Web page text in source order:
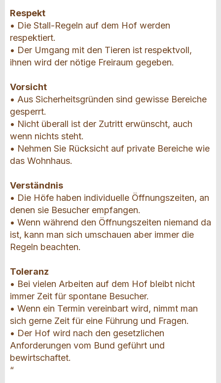
Respekt
• Die Stall-Regeln auf dem Hof werden
respektiert.
• Der Umgang mit den Tieren ist respektvoll,
ihnen wird der nötige Freiraum gegeben.
Vorsicht
• Aus Sicherheitsgründen sind gewisse Bereiche
gesperrt.
• Nicht überall ist der Zutritt erwünscht, auch
wenn nichts steht.
• Nehmen Sie Rücksicht auf private Bereiche wie
das Wohnhaus.
Verständnis
• Die Höfe haben individuelle Öffnungszeiten, an
denen sie Besucher empfangen.
• Wenn während den Öffnungszeiten niemand da
ist, kann man sich umschauen aber immer die
Regeln beachten.
Toleranz
• Bei vielen Arbeiten auf dem Hof bleibt nicht
immer Zeit für spontane Besucher.
• Wenn ein Termin vereinbart wird, nimmt man
sich gerne Zeit für eine Führung und Fragen.
• Der Hof wird nach den gesetzlichen
Anforderungen vom Bund geführt und
bewirtschaftet.
“